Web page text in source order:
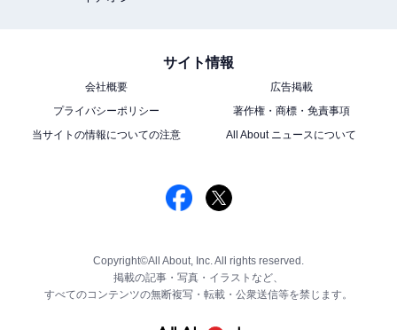
サイト情報
会社概要
広告掲載
プライバシーポリシー
著作権・商標・免責事項
当サイトの情報についての注意
All About ニュースについて
Copyright©All About, Inc. All rights reserved.
掲載の記事・写真・イラストなど、
すべてのコンテンツの無断複写・転載・公衆送信等を禁じます。